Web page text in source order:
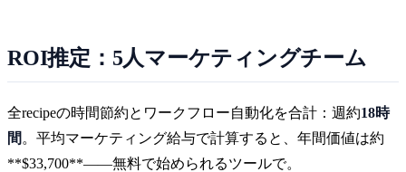
ROI推定：5人マーケティングチーム
全recipeの時間節約とワークフロー自動化を合計：週約18時
間 。平均マーケティング給与で計算すると、年間価値は約
**$33,700**——無料で始められるツールで。